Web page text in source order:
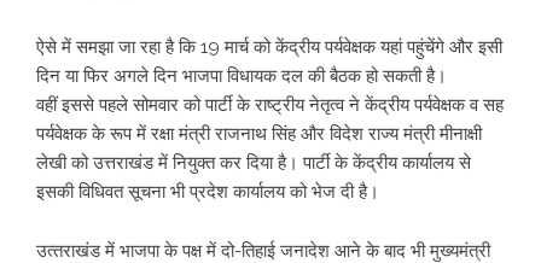
ऐसे में समझा जा रहा है कि 19 मार्च को केंद्रीय पर्यवेक्षक यहां पहुंचेंगे और इसी
दिन या फिर अगले दिन भाजपा विधायक दल की बैठक हो सकती है।
वहीं इससे पहले सोमवार को पार्टी के राष्ट्रीय नेतृत्व ने केंद्रीय पर्यवेक्षक व सह
पर्यवेक्षक के रूप में रक्षा मंत्री राजनाथ सिंह और विदेश राज्य मंत्री मीनाक्षी
लेखी को उत्तराखंड में नियुक्त कर दिया है। पार्टी के केंद्रीय कार्यालय से
इसकी विधिवत सूचना भी प्रदेश कार्यालय को भेज दी है।
उत्‍तराखंड में भाजपा के पक्ष में दो-तिहाई जनादेश आने के बाद भी मुख्यमंत्री